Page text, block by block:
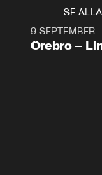
SE ALLA
Plus
9 SEPTEMBER
Örebro –